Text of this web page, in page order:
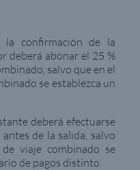
confirmación de la
deberá abonar el 25 %
salvo que en el
se establezca un
deberá efectuarse
de la salida, salvo
viaje combinado se
de pagos distinto.